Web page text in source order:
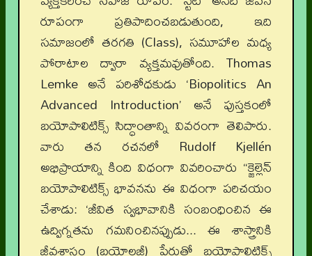
రూపంగా ప్రతిపాదించబడుతుంది, ఇది
సమాజంలో తరగతి (Class), సమూహాల మధ్య
పోరాటాల ద్వారా వ్యక్తమవుతోంది. Thomas
Lemke అనే పరిశోధకుడు ‘Biopolitics An
Advanced Introduction’ అనే పుస్తకంలో
బయోపాలిటిక్స్ సిద్ధాంతాన్ని వివరంగా తెలిపారు.
వారు తన రచనలో Rudolf Kjellén
అభిప్రాయాన్ని కింది విధంగా వివరించారు “క్జెల్లెన్
బయోపాలిటిక్స్ భావనను ఈ విధంగా పరిచయం
చేశాడు: ‘జీవిత స్వభావానికి సంబంధించిన ఈ
ఉద్విగ్నతను గమనించినప్పుడు... ఈ శాస్త్రానికి